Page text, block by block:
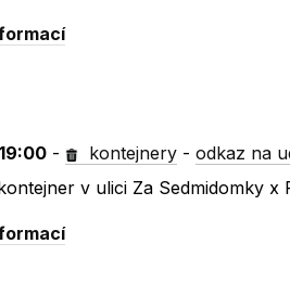
- kontejnery -odkaz na
v ulici Za Sedmidomky x